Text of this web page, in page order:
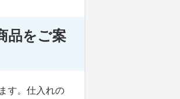
品をご案
す。仕入れの